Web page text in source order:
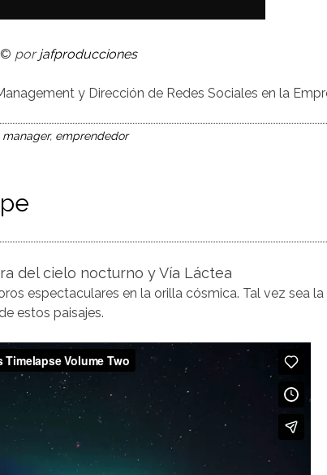
© porjafproducciones
y Dirección de Redes Sociales en la
, emprendedor
del cielo nocturno y Vía Láctea
espectaculares en la orilla cósmica. Tal vez sea la
estos paisajes.